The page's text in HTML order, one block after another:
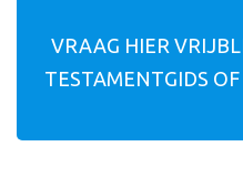
VRAAG HIER
TESTAMENTGIDS